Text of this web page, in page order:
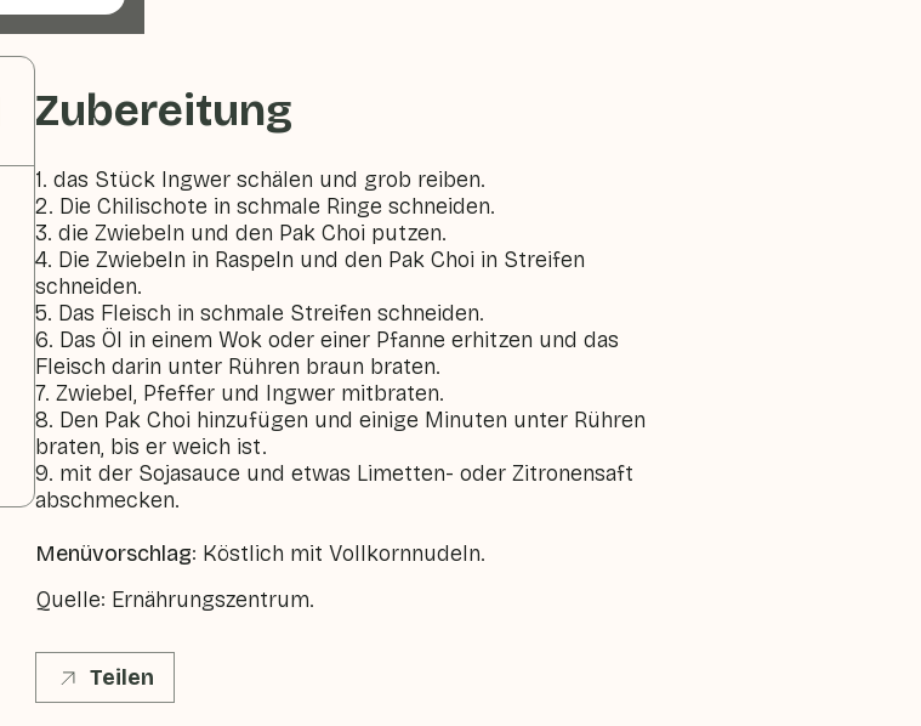
Zubereitung
1. das Stück Ingwer schälen und grob reiben.
2. Die Chilischote in schmale Ringe schneiden.
3. die Zwiebeln und den Pak Choi putzen.
4. Die Zwiebeln in Raspeln und den Pak Choi in Streifen
schneiden.
5. Das Fleisch in schmale Streifen schneiden.
6. Das Öl in einem Wok oder einer Pfanne erhitzen und das
Fleisch darin unter Rühren braun braten.
7. Zwiebel, Pfeffer und Ingwer mitbraten.
8. Den Pak Choi hinzufügen und einige Minuten unter Rühren
braten, bis er weich ist.
9. mit der Sojasauce und etwas Limetten- oder Zitronensaft
abschmecken.
Menüvorschlag: Köstlich mit Vollkornnudeln.
Quelle: Ernährungszentrum.
Teilen